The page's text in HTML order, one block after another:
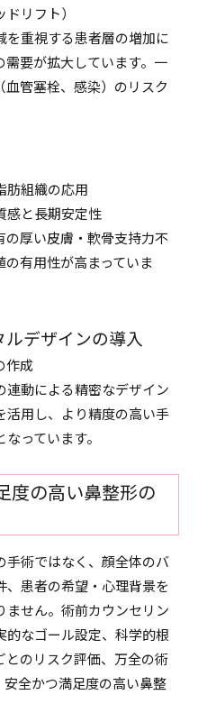
リフト）
を重視する患者層の増加に
需要が拡大しています。一
管塞栓、感染）のリスク
肪組織の応用
感と長期安定性
厚い皮膚・軟骨支持力不
有用性が高まっていま
デザインの導入
作成
連動による精密なデザイン
活用し、より精度の高い手
っています。
度の高い鼻整形の
手術ではなく、顔全体のバ
、患者の希望・心理背景を
せん。術前カウンセリン
的なゴール設定、科学的根
のリスク評価、万全の術
全かつ満足度の高い鼻整